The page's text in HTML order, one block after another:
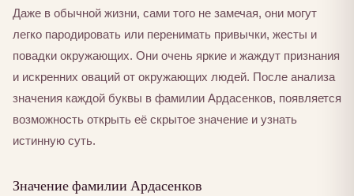
Даже в обычной жизни, сами того не замечая, они могут
легко пародировать или перенимать привычки, жесты и
повадки окружающих. Они очень яркие и жаждут признания
и искренних оваций от окружающих людей. После анализа
значения каждой буквы в фамилии Ардасенков, появляется
возможность открыть её скрытое значение и узнать
истинную суть.
Значение фамилии Ардасенков